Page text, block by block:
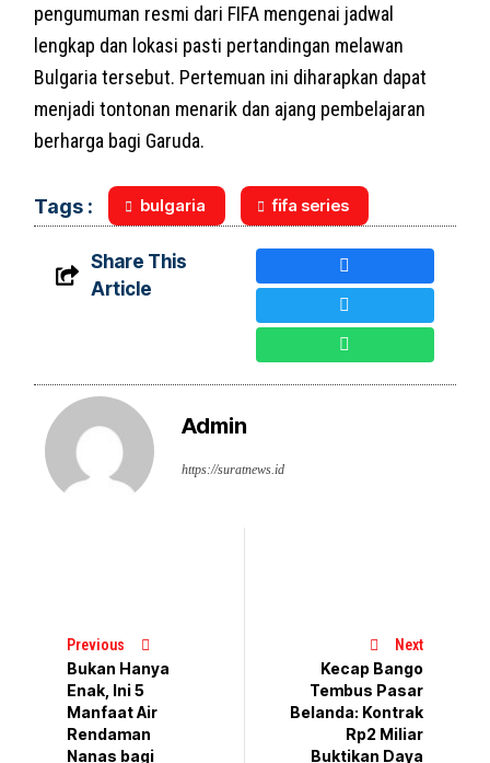
pengumuman resmi dari FIFA mengenai jadwal
lengkap dan lokasi pasti pertandingan melawan
Bulgaria tersebut. Pertemuan ini diharapkan dapat
menjadi tontonan menarik dan ajang pembelajaran
berharga bagi Garuda.
Tags : bulgaria fifa series
Share This
Article
Admin
https://suratnews.id
Previous
Bukan Hanya
Enak, Ini 5
Manfaat Air
Rendaman
Nanas bagi
Next
Kecap Bango
Tembus Pasar
Belanda: Kontrak
Rp2 Miliar
Buktikan Daya